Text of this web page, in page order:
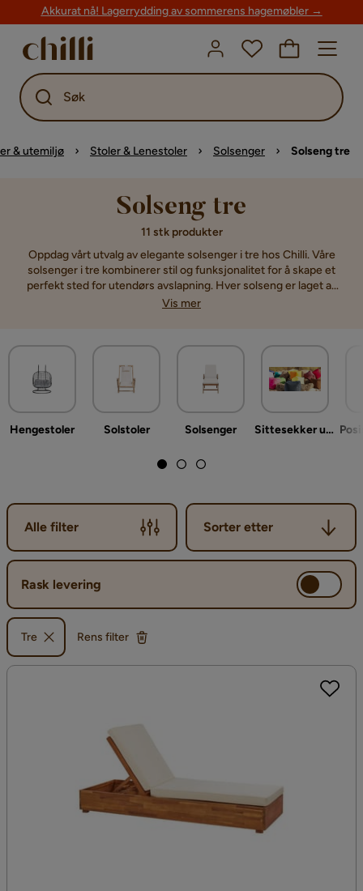
Akkurat nå! Lagerrydding av sommerens hagemøbler →
Søk
& utemiljø Stoler & Lenestoler Solsenger Solseng tre
Solseng tre
11 stk produkter
Oppdag vårt utvalg av elegante solsenger i tre hos Chilli. Våre
solsenger i tre kombinerer stil og funksjonalitet for å skape et
perfekt sted for utendørs avslapning. Hver solseng er laget av
høykvalitets treverk og er designet for å tilby komfort og
Vis mer
Hengestoler Solstoler Solsenger Sittesekker ute
Alle filter
Sorter etter
Sorter etter
Rask levering
Tre Rens filter